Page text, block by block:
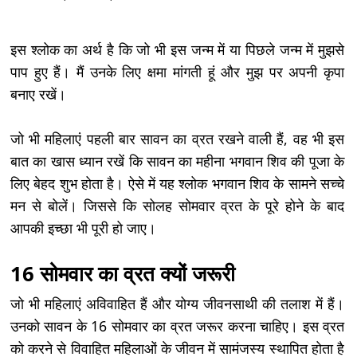
इस श्लोक का अर्थ है कि जो भी इस जन्म में या पिछले जन्म में मुझसे
पाप हुए हैं। मैं उनके लिए क्षमा मांगती हूं और मुझ पर अपनी कृपा
बनाए रखें।
जो भी महिलाएं पहली बार सावन का व्रत रखने वाली हैं, वह भी इस
बात का खास ध्यान रखें कि सावन का महीना भगवान शिव की पूजा के
लिए बेहद शुभ होता है। ऐसे में यह श्लोक भगवान शिव के सामने सच्चे
मन से बोलें। जिससे कि सोलह सोमवार व्रत के पूरे होने के बाद
आपकी इच्छा भी पूरी हो जाए।
16 सोमवार का व्रत क्यों जरूरी
जो भी महिलाएं अविवाहित हैं और योग्य जीवनसाथी की तलाश में हैं।
उनको सावन के 16 सोमवार का व्रत जरूर करना चाहिए। इस व्रत
को करने से विवाहित महिलाओं के जीवन में सामंजस्य स्थापित होता है